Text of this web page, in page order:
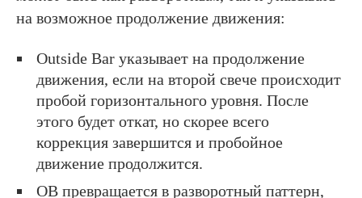
на возможное продолжение движения:
Outside Bar указывает на продолжение
движения, если на второй свече происходит
пробой горизонтального уровня. После
этого будет откат, но скорее всего
коррекция завершится и пробойное
движение продолжится.
ОВ превращается в разворотный паттерн,